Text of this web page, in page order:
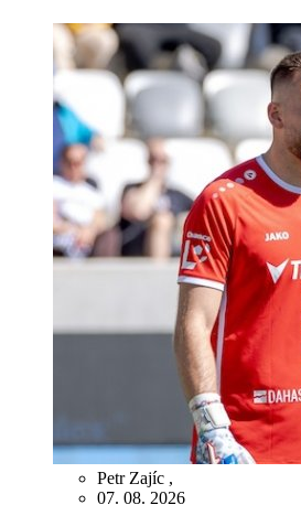
Petr Zajíc ,
07. 08. 2026